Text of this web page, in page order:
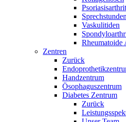
Sprechstunden
Vaskulitiden
Rheumatoide
Zentren
Zurück
Handzentrum
Ösophaguszentrum
Diabetes Zentrum
Zurück